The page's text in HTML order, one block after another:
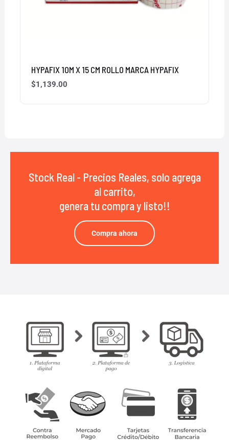
HYPAFIX 10M X 15 CM ROLLO MARCA HYPAFIX
$1,139.00
Stock Real - Precios Reales, solo agrega
al carrito,
genera tu compra y listo!!
Compra ahora